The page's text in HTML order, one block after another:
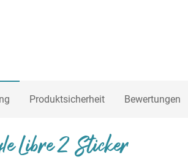
Produktsicherheit Bewertungen
Libre 2 Sticker